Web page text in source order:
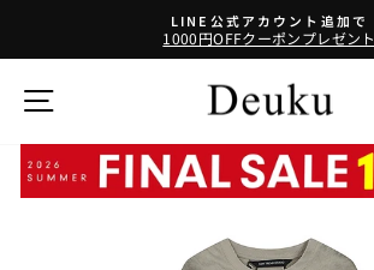
テ
LINE公式アカウント追加で
1000円OFFクーポンプレゼント
サイトナビゲーション